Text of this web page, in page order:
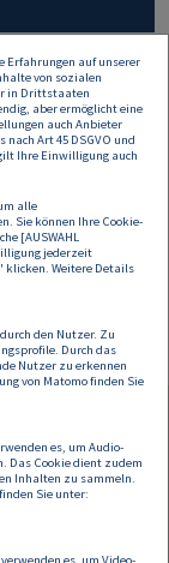
der
oder
Erfahrungen auf unserer
von sozialen
in Drittstaaten
aber ermöglicht eine
auch Anbieter
Art 45 DSGVO und
Ihre Einwilligung auch
alle
Sie können Ihre Cookie-
[AUSWAHL
jederzeit
klicken. Weitere Details
den Nutzer. Zu
Durch das
Nutzer zu erkennen
von Matomo finden Sie
es, um Audio-
Das Cookie dient zudem
Inhalten zu sammeln.
Sie unter:
es, um Video-